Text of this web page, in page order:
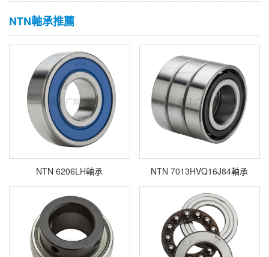
NTN軸承推薦
NTN 6206LH軸承 NTN 7013HVQ16J84軸承